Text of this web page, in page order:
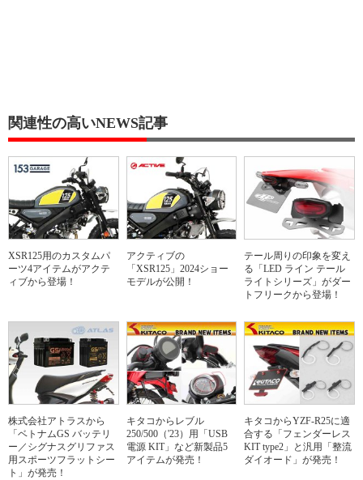
関連性の高いNEWS記事
XSR125用のカスタムパ
ーツ4アイテムがアクテ
ィブから登場！
アクティブの
「XSR125」2024ショー
モデルが公開！
テール周りの印象を変え
る「LED ライン テール
ライトシリーズ」がダー
トフリークから登場！
株式会社アトラスから
「ベトナムGS バッテリ
ー／シグナスグリファス
用スポーツフラットシー
ト」が発売！
キタコからレブル
250/500（'23）用「USB
電源 KIT」など新製品5
アイテムが発売！
キタコからYZF-R25に適
合する「フェンダーレス
KIT type2」と汎用「整流
ダイオード」が発売！